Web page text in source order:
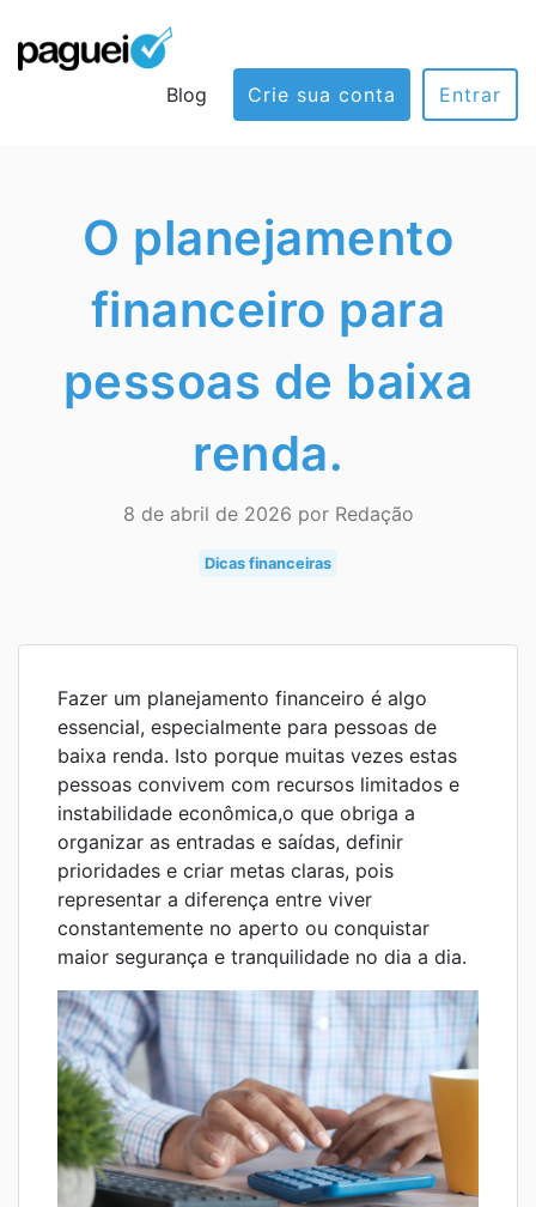
Blog Crie sua conta Entrar
O planejamento
financeiro para
pessoas de baixa
renda.
8 de abril de 2026 por Redação
Dicas financeiras
Fazer um planejamento financeiro é algo
essencial, especialmente para pessoas de
baixa renda. Isto porque muitas vezes estas
pessoas convivem com recursos limitados e
instabilidade econômica,o que obriga a
organizar as entradas e saídas, definir
prioridades e criar metas claras, pois
representar a diferença entre viver
constantemente no aperto ou conquistar
maior segurança e tranquilidade no dia a dia.